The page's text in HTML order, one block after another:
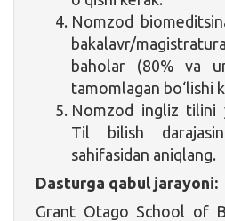
Nomzod
bakalavr/
baholar (80% va
tamomlagan bo‘lishi
Nomzod ingliz tilini
Til bilish
sahifasidan aniqlang.
Dasturga qabul jarayoni:
Grant Otago School of